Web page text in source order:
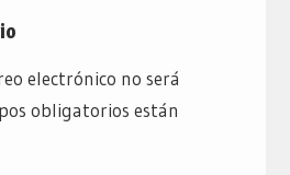
electrónico no será
obligatorios están